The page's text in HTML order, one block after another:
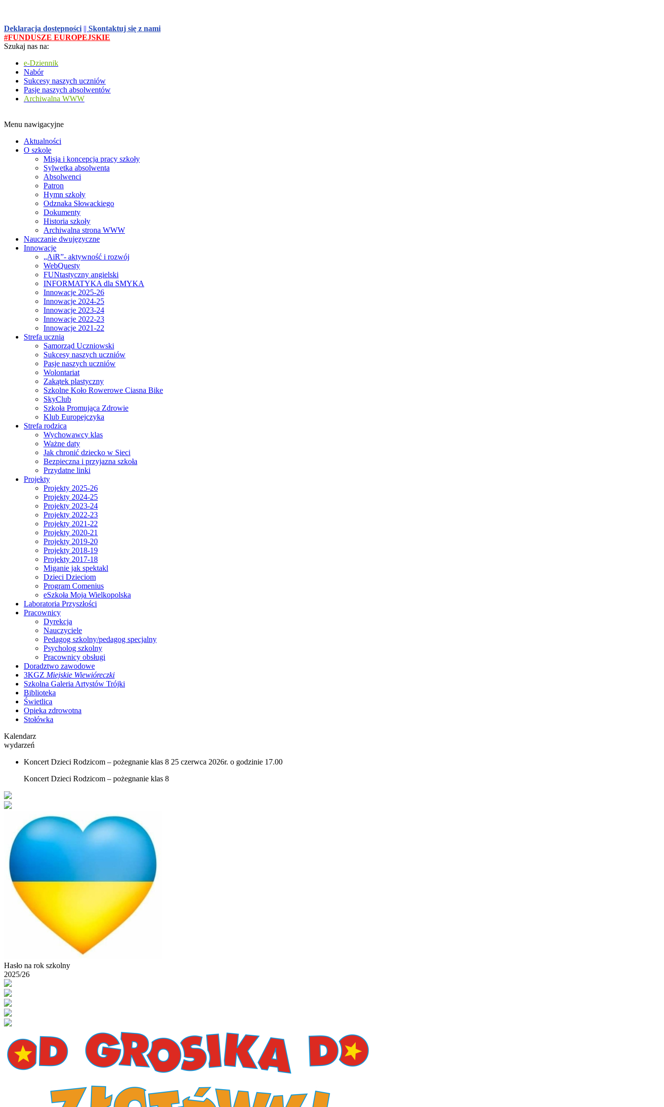
Deklaracja dostępności || Skontaktuj się z nami
#FUNDUSZE EUROPEJSKIE
Szukaj nas na:
e-Dziennik
Nabór
Sukcesy naszych uczniów
Pasje naszych absolwentów
Archiwalna WWW
Menu nawigacyjne
Aktualności
O szkole
Misja i koncepcja pracy szkoły
Sylwetka absolwenta
Absolwenci
Patron
Hymn szkoły
Odznaka Słowackiego
Dokumenty
Historia szkoły
Archiwalna strona WWW
Nauczanie dwujęzyczne
Innowacje
„AiR”- aktywność i rozwój
WebQuesty
FUNtastyczny angielski
INFORMATYKA dla SMYKA
Innowacje 2025-26
Innowacje 2024-25
Innowacje 2023-24
Innowacje 2022-23
Innowacje 2021-22
Strefa ucznia
Samorząd Uczniowski
Sukcesy naszych uczniów
Pasje naszych uczniów
Wolontariat
Zakątek plastyczny
Szkolne Koło Rowerowe Ciasna Bike
SkyClub
Szkoła Promująca Zdrowie
Klub Europejczyka
Strefa rodzica
Wychowawcy klas
Ważne daty
Jak chronić dziecko w Sieci
Bezpieczna i przyjazna szkoła
Przydatne linki
Projekty
Projekty 2025-26
Projekty 2024-25
Projekty 2023-24
Projekty 2022-23
Projekty 2021-22
Projekty 2020-21
Projekty 2019-20
Projekty 2018-19
Projekty 2017-18
Miganie jak spektakl
Dzieci Dzieciom
Program Comenius
eSzkoła Moja Wielkopolska
Laboratoria Przyszłości
Pracownicy
Dyrekcja
Nauczyciele
Pedagog szkolny/pedagog specjalny
Psycholog szkolny
Pracownicy obsługi
Doradztwo zawodowe
3KGZ Miejskie Wiewióreczki
Szkolna Galeria Artystów Trójki
Biblioteka
Świetlica
Opieka zdrowotna
Stołówka
Kalendarz
wydarzeń
Koncert Dzieci Rodzicom – pożegnanie klas 8 25 czerwca 2026r. o godzinie 17.00
Koncert Dzieci Rodzicom – pożegnanie klas 8
Hasło na rok szkolny
2025/26